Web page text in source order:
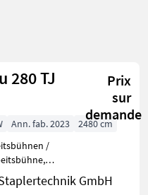
280 TJ
Prix
sur
demande
Ann. fab. 2023
2480 cm
/
GmbH